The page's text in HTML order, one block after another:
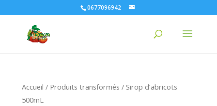
0677096942
Accueil / Produits transformés / Sirop d’abricots
500mL